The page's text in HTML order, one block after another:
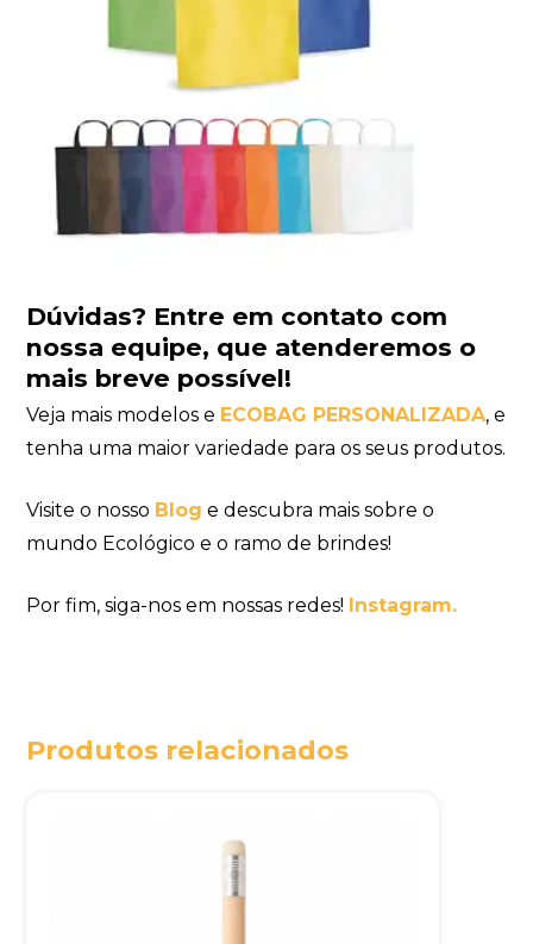
Dúvidas? Entre em contato com
nossa equipe, que atenderemos o
mais breve possível!
Veja mais modelos e ECOBAG PERSONALIZADA, e
tenha uma maior variedade para os seus produtos.
Visite o nosso Blog e descubra mais sobre o
mundo Ecológico e o ramo de brindes!
Por fim, siga-nos em nossas redes! Instagram.
Produtos relacionados